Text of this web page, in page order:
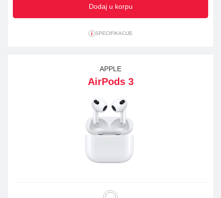
Dodaj u korpu
SPECIFIKACIJE
APPLE
AirPods 3